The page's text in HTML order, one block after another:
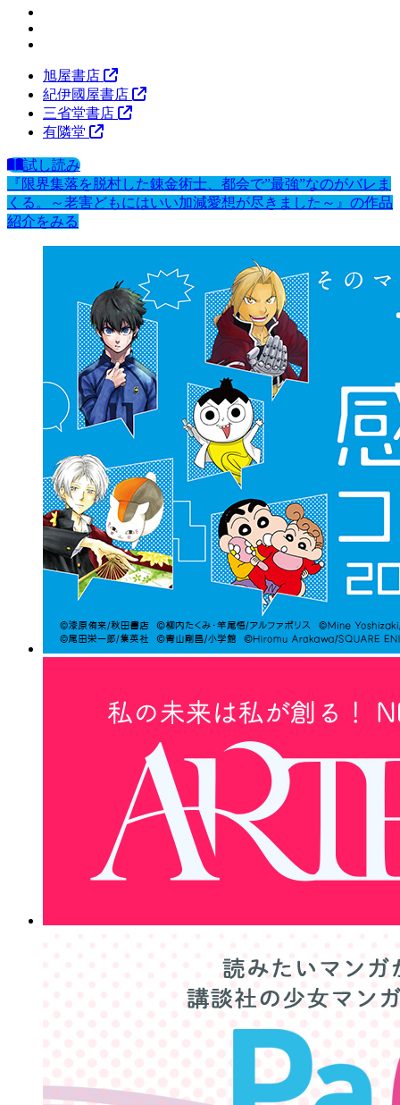
旭屋書店
紀伊國屋書店
三省堂書店
有隣堂
試し読み
『限界集落を脱村した錬金術士、都会で”最強”なのがバレま
くる。～老害どもにはいい加減愛想が尽きました～』の作品
紹介をみる